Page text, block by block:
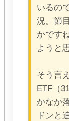
いるの
況。節
かです
ようと
そう言
ETF（
かなか
ドンと